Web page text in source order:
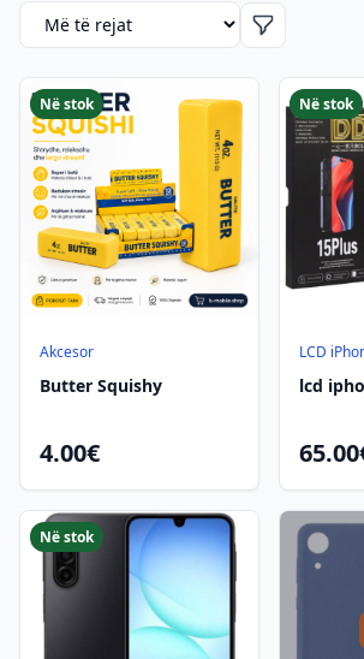
Rendit produktet
Akcesor
Butter Squishy
4.00€
Në stok
LCD
lcd
Në stok
Në stok